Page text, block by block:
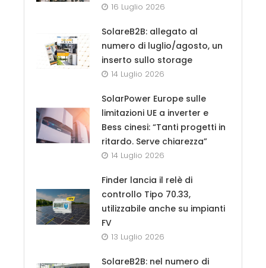
16 Luglio 2026
SolareB2B: allegato al
numero di luglio/agosto, un
inserto sullo storage
14 Luglio 2026
SolarPower Europe sulle
limitazioni UE a inverter e
Bess cinesi: “Tanti progetti in
ritardo. Serve chiarezza”
14 Luglio 2026
Finder lancia il relè di
controllo Tipo 70.33,
utilizzabile anche su impianti
FV
13 Luglio 2026
SolareB2B: nel numero di